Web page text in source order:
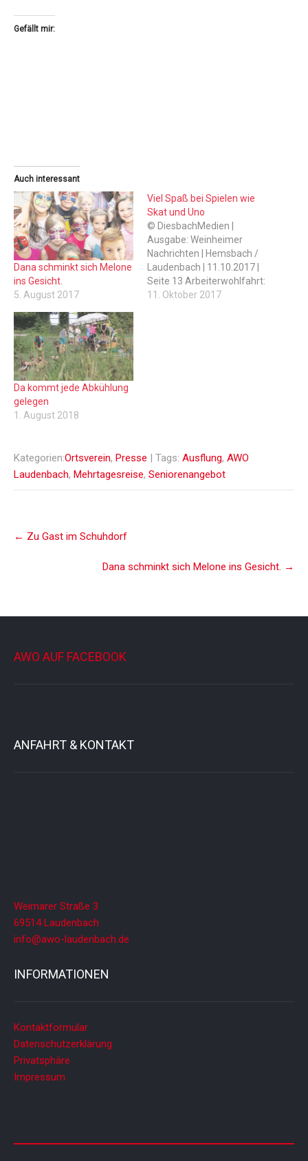
Gefällt mir:
Auch interessant
Dana schminkt sich Melone
ins Gesicht.
5. August 2017
Viel Spaß bei Spielen wie
Skat und Uno
© DiesbachMedien |
Ausgabe: Weinheimer
Nachrichten | Hemsbach /
Laudenbach | 11.10.2017 |
Seite 13 Arbeiterwohlfahrt:
Heiterer
11. Oktober 2017
Da kommt jede Abkühlung
gelegen
1. August 2018
Kategorien:Ortsverein, Presse | Tags: Ausflung, AWO
Laudenbach, Mehrtagesreise, Seniorenangebot
navigation
← Zu Gast im Schuhdorf
Dana schminkt sich Melone ins Gesicht. →
AWO AUF FACEBOOK
ANFAHRT & KONTAKT
Weimarer Straße 3
69514 Laudenbach
info@awo-laudenbach.de
INFORMATIONEN
Kontaktformular
Datenschutzerklärung
Privatsphäre
Impressum